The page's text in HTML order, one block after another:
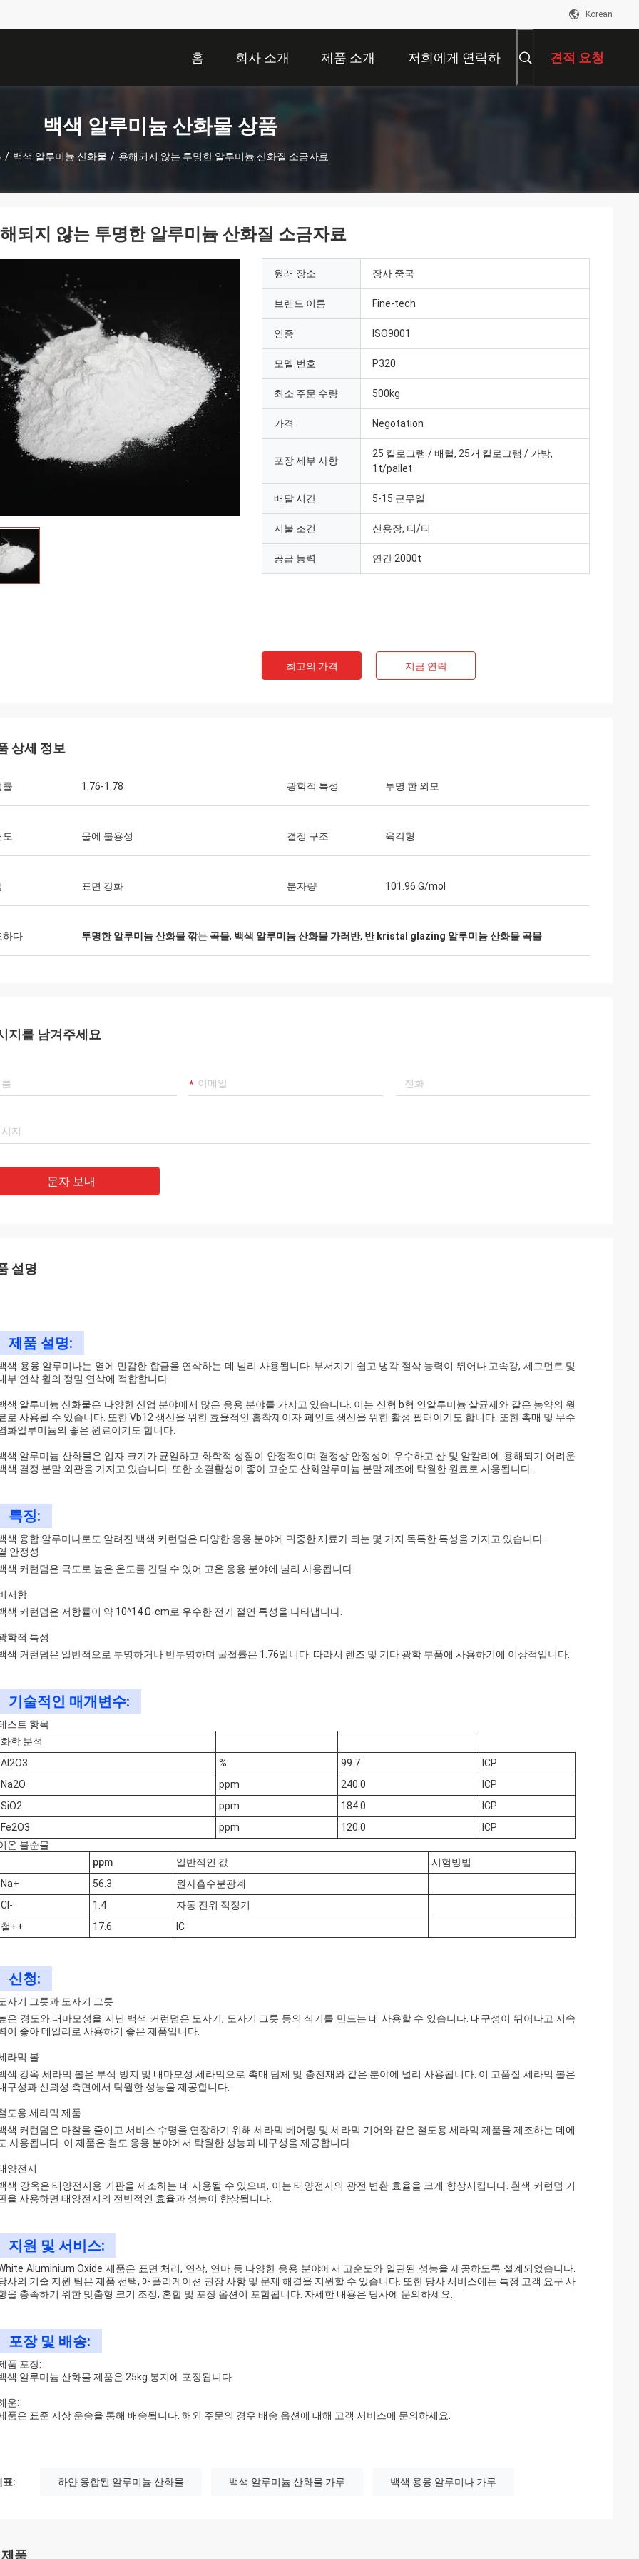
Korean
홈 회사 소개 제품 소개 저희에게 연락하 견적 요청
백색 알루미늄 산화물 상품
/ 백색 알루미늄 산화물 / 용해되지 않는 투명한 알루미늄 산화질 소금자료
되지 않는 투명한 알루미늄 산화질 소금자료
원래 장소 장사 중국
브랜드 이름 Fine-tech
인증 ISO9001
모델 번호 P320
최소 주문 수량 500kg
가격 Negotation
포장 세부 사항
25 킬로그램 / 배럴, 25개 킬로그램 / 가방,
1t/pallet
배달 시간 5-15 근무일
지불 조건 신용장, 티/티
공급 능력 연간 2000t
최고의 가격 지금 연락
상세 정보
률 1.76-1.78 광학적 특성 투명 한 외모
도 물에 불용성 결정 구조 육각형
표면 강화 분자량 101.96 G/mol
하다 투명한 알루미늄 산화물 깎는 곡물, 백색 알루미늄 산화물 가러반, 반 kristal glazing 알루미늄 산화물 곡물
지를 남겨주세요
문자 보내
설명
제품 설명:
색 용융 알루미나는 열에 민감한 합금을 연삭하는 데 널리 사용됩니다. 부서지기 쉽고 냉각 절삭 능력이 뛰어나 고속강, 세그먼트 및
부 연삭 휠의 정밀 연삭에 적합합니다.
색 알루미늄 산화물은 다양한 산업 분야에서 많은 응용 분야를 가지고 있습니다. 이는 신형 b형 인알루미늄 살균제와 같은 농약의 원
로 사용될 수 있습니다. 또한 Vb12 생산을 위한 효율적인 흡착제이자 페인트 생산을 위한 활성 필터이기도 합니다. 또한 촉매 및 무수
화알루미늄의 좋은 원료이기도 합니다.
색 알루미늄 산화물은 입자 크기가 균일하고 화학적 성질이 안정적이며 결정상 안정성이 우수하고 산 및 알칼리에 용해되기 어려운
색 결정 분말 외관을 가지고 있습니다. 또한 소결활성이 좋아 고순도 산화알루미늄 분말 제조에 탁월한 원료로 사용됩니다.
특징:
색 융합 알루미나로도 알려진 백색 커런덤은 다양한 응용 분야에 귀중한 재료가 되는 몇 가지 독특한 특성을 가지고 있습니다.
안정성
색 커런덤은 극도로 높은 온도를 견딜 수 있어 고온 응용 분야에 널리 사용됩니다.
저항
색 커런덤은 저항률이 약 10^14 Ω-cm로 우수한 전기 절연 특성을 나타냅니다.
학적 특성
색 커런덤은 일반적으로 투명하거나 반투명하며 굴절률은 1.76입니다. 따라서 렌즈 및 기타 광학 부품에 사용하기에 이상적입니다.
기술적인 매개변수:
스트 항목
화학 분석
Al2O3
% 99.7
ICP
Na2O
ppm 240.0
ICP
SiO2
ppm 184.0
ICP
Fe2O3
ppm 120.0
ICP
온 불순물
ppm
일반적인 값
시험방법
Na+
56.3
원자흡수분광계
Cl-
1.4
자동 전위 적정기
철++
17.6 IC
신청:
자기 그릇과 도자기 그릇
은 경도와 내마모성을 지닌 백색 커런덤은 도자기, 도자기 그릇 등의 식기를 만드는 데 사용할 수 있습니다. 내구성이 뛰어나고 지속
이 좋아 데일리로 사용하기 좋은 제품입니다.
라믹 볼
색 강옥 세라믹 볼은 부식 방지 및 내마모성 세라믹으로 촉매 담체 및 충전재와 같은 분야에 널리 사용됩니다. 이 고품질 세라믹 볼은
구성과 신뢰성 측면에서 탁월한 성능을 제공합니다.
도용 세라믹 제품
색 커런덤은 마찰을 줄이고 서비스 수명을 연장하기 위해 세라믹 베어링 및 세라믹 기어와 같은 철도용 세라믹 제품을 제조하는 데에
사용됩니다. 이 제품은 철도 응용 분야에서 탁월한 성능과 내구성을 제공합니다.
양전지
색 강옥은 태양전지용 기판을 제조하는 데 사용될 수 있으며, 이는 태양전지의 광전 변환 효율을 크게 향상시킵니다. 흰색 커런덤 기
을 사용하면 태양전지의 전반적인 효율과 성능이 향상됩니다.
지원 및 서비스:
Aluminium Oxide 제품은 표면 처리, 연삭, 연마 등 다양한 응용 분야에서 고순도와 일관된 성능을 제공하도록 설계되었습니다.
사의 기술 지원 팀은 제품 선택, 애플리케이션 권장 사항 및 문제 해결을 지원할 수 있습니다. 또한 당사 서비스에는 특정 고객 요구 사
을 충족하기 위한 맞춤형 크기 조정, 혼합 및 포장 옵션이 포함됩니다. 자세한 내용은 당사에 문의하세요.
포장 및 배송:
품 포장:
색 알루미늄 산화물 제품은 25kg 봉지에 포장됩니다.
운:
품은 표준 지상 운송을 통해 배송됩니다. 해외 주문의 경우 배송 옵션에 대해 고객 서비스에 문의하세요.
표: 하얀 융합된 알루미늄 산화물 백색 알루미늄 산화물 가루 백색 용융 알루미나 가루
품